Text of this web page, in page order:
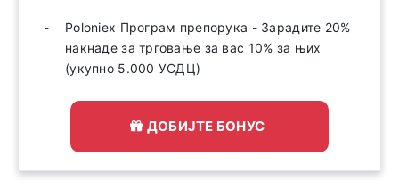
Poloniex Програм препорука - Зарадите 20%
накнаде за трговање за вас 10% за њих
(укупно 5.000 УСДЦ)
ДОБИЈТЕ БОНУС